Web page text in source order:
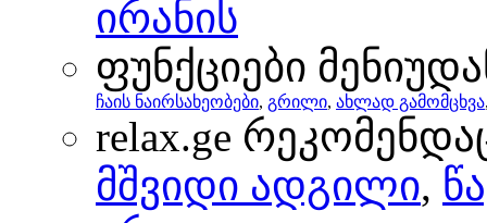
ირანის
ფუნქციები
ჩაის ნაირსახეობები, გრილი, ახლად გამომცხვა
relax.ge
მშვიდი ადგილი,